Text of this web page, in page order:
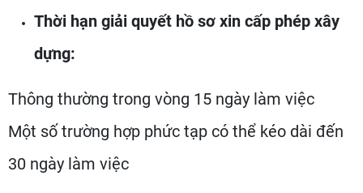
Thời hạn giải quyết hồ sơ xin cấp phép xây
dựng:
Thông thường trong vòng 15 ngày làm việc
Một số trường hợp phức tạp có thể kéo dài đến
30 ngày làm việc